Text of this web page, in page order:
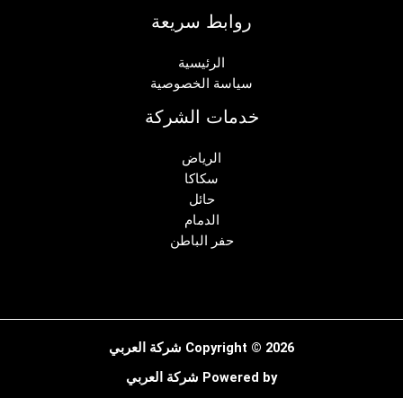
روابط سريعة
الرئيسية
سياسة الخصوصية
خدمات الشركة
الرياض
سكاكا
حائل
الدمام
حفر الباطن
Copyright © 2026 شركة العربي
Powered by شركة العربي